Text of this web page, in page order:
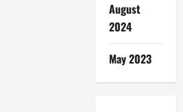
August
2024
May 2023